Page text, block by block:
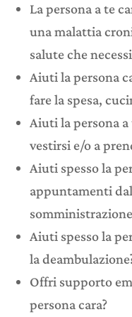
La persona a te
una malattia
salute che
Aiuti la persona
fare la spesa,
Aiuti la persona a
vestirsi e/o a
Aiuti spesso la
appuntamenti
Aiuti spesso la
la
Offri supporto
persona cara?